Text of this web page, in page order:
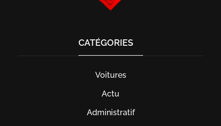
CATÉGORIES
Voitures
Actu
Administratif